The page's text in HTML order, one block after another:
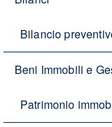
Bilancio
Beni Immobili e
Patrimonio